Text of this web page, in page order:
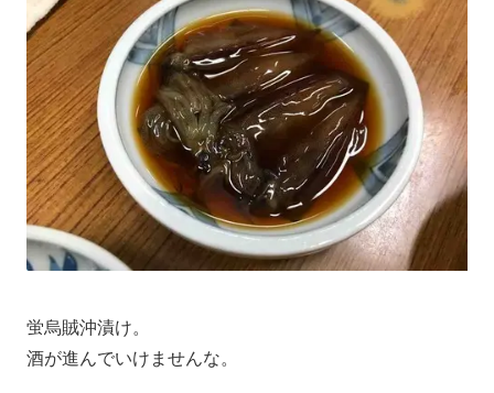
蛍烏賊沖漬け。
酒が進んでいけませんな。